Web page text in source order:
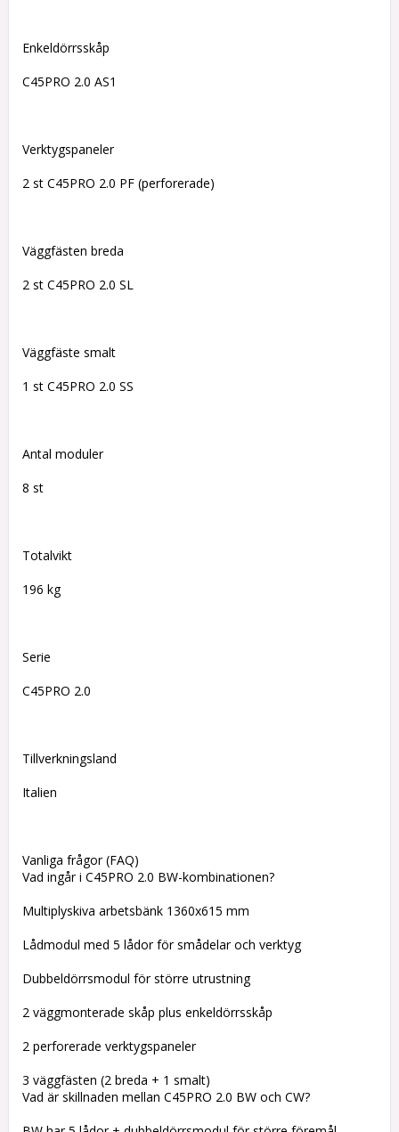
Enkeldörrsskåp
C45PRO 2.0 AS1
Verktygspaneler
2 st C45PRO 2.0 PF (perforerade)
Väggfästen breda
2 st C45PRO 2.0 SL
Väggfäste smalt
1 st C45PRO 2.0 SS
Antal moduler
8 st
Totalvikt
196 kg
Serie
C45PRO 2.0
Tillverkningsland
Italien
Vanliga frågor (FAQ)
Vad ingår i C45PRO 2.0 BW-kombinationen?
Multiplyskiva arbetsbänk 1360x615 mm
Lådmodul med 5 lådor för smådelar och verktyg
Dubbeldörrsmodul för större utrustning
2 väggmonterade skåp plus enkeldörrsskåp
2 perforerade verktygspaneler
3 väggfästen (2 breda + 1 smalt)
Vad är skillnaden mellan C45PRO 2.0 BW och CW?